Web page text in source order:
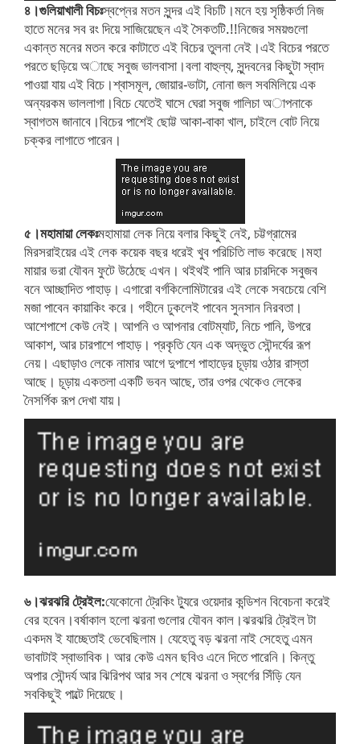
৪।গুলিয়াখালী বিচঃস্বপ্নের মতন সুন্দর এই বিচটি।মনে হয় সৃষ্ঠিকর্তা নিজ
হাতে মনের সব রং দিয়ে সাজিয়েছেন এই সৈকতটি.!!নিজের সময়গুলো
একান্ত মনের মতন করে কাটাতে এই বিচের তুলনা নেই।এই বিচের পরতে
পরতে ছড়িয়ে অাছে সবুজ ভালবাসা।বলা বাহুল্য, সুন্দবনের কিছুটা স্বাদ
পাওয়া যায় এই বিচে।শ্বাসমূল, জোয়ার-ভাটা, নোনা জল সবমিলিয়ে এক
অন্যরকম ভাললাগা।বিচে যেতেই ঘাসে ঘেরা সবুজ গালিচা অাপনাকে
স্বাগতম জানাবে।বিচের পাশেই ছোট্ট আকা-বাকা খাল, চাইলে বোট নিয়ে
চক্কর লাগাতে পারেন।
৫।মহামায়া লেকঃমহামায়া লেক নিয়ে বলার কিছুই নেই, চট্টগ্রামের
মিরসরাইয়ের এই লেক কয়েক বছর ধরেই খুব পরিচিতি লাভ করেছে।মহা
মায়ার ভরা যৌবন ফুটে উঠেছে এখন। থইথই পানি আর চারদিকে সবুজব
বনে আচ্ছাদিত পাহাড়। এগারো বর্গকিলোমিটারের এই লেকে সবচেয়ে বেশি
মজা পাবেন কায়াকিং করে। গহীনে ঢুকলেই পাবেন সুনসান নিরবতা।
আশেপাশে কেউ নেই। আপনি ও আপনার বোটম্যাট, নিচে পানি, উপরে
আকাশ, আর চারপাশে পাহাড়। প্রকৃতি যেন এক অদ্ভুত সৌন্দর্যের রূপ
নেয়। এছাড়াও লেকে নামার আগে দুপাশে পাহাড়ের চূড়ায় ওঠার রাস্তা
আছে। চূড়ায় একতলা একটি ভবন আছে, তার ওপর থেকেও লেকের
নৈসর্গিক রূপ দেখা যায়।
৬।ঝরঝরি ট্রেইল:যেকোনো ট্রেকিং ট্যুরে ওয়েদার কন্ডিশন বিবেচনা করেই
বের হবেন।বর্ষাকাল হলো ঝরনা গুলোর যৌবন কাল।ঝরঝরি ট্রেইল টা
একদম ই যাচ্ছেতাই ভেবেছিলাম। যেহেতু বড় ঝরনা নাই সেহেতু এমন
ভাবাটাই স্বাভাবিক। আর কেউ এমন ছবিও এনে দিতে পারেনি। কিন্তু
অপার সৌন্দর্য আর ঝিরিপথ আর সব শেষে ঝরনা ও স্বর্গের সিঁড়ি যেন
সবকিছুই পাল্টে দিয়েছে।